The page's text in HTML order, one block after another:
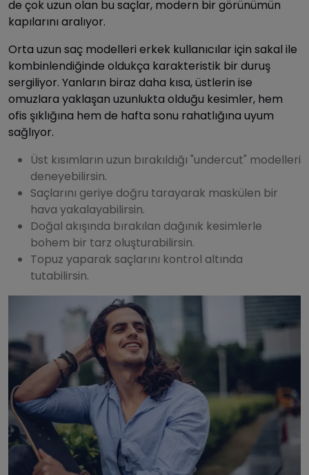
de çok uzun olan bu saçlar, modern bir görünümün
kapılarını aralıyor.
Orta uzun saç modelleri erkek kullanıcılar için sakal ile
kombinlendiğinde oldukça karakteristik bir duruş
sergiliyor. Yanların biraz daha kısa, üstlerin ise
omuzlara yaklaşan uzunlukta olduğu kesimler, hem
ofis şıklığına hem de hafta sonu rahatlığına uyum
sağlıyor.
Üst kısımların uzun bırakıldığı "undercut" modelleri
deneyebilirsin.
Saçlarını geriye doğru tarayarak maskülen bir
hava yakalayabilirsin.
Doğal akışında bırakılan dağınık kesimlerle
bohem bir tarz oluşturabilirsin.
Topuz yaparak saçlarını kontrol altında
tutabilirsin.